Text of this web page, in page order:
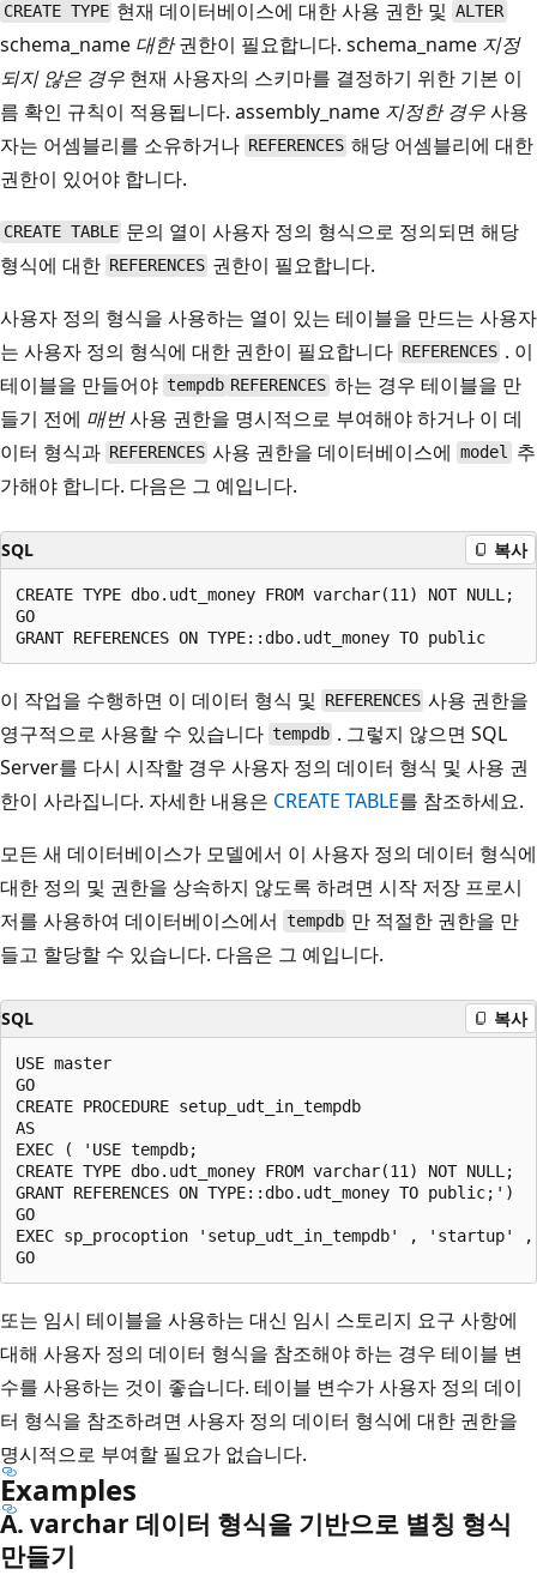
CREATE TYPE 현재 데이터베이스에 대한 사용 권한 및ALTER
schema_name 대한권한이 필요합니다. schema_name 지정
되지 않은 경우 현재 사용자의 스키마를 결정하기 위한 기본 이
름 확인 규칙이 적용됩니다. assembly_name 지정한 경우사용
자는 어셈블리를 소유하거나 REFERENCES 해당 어셈블리에 대한
권한이 있어야 합니다.
CREATE TABLE 문의 열이 사용자 정의 형식으로 정의되면 해당
형식에 대한 REFERENCES 권한이 필요합니다.
사용자 정의 형식을 사용하는 열이 있는 테이블을 만드는 사용자
는 사용자 정의 형식에 대한 권한이 필요합니다 REFERENCES . 이
테이블을 만들어야 tempdb REFERENCES 하는 경우 테이블을 만
들기 전에 매번사용 권한을 명시적으로 부여해야 하거나 이 데
이터 형식과 REFERENCES 사용 권한을 데이터베이스에model 추
가해야 합니다. 다음은 그 예입니다.
SQL 복사
CREATE TYPE dbo.udt_money FROM varchar(11) NOT NULL;
GO
이 작업을 수행하면 이 데이터 형식 및 REFERENCES 사용 권한을
영구적으로 사용할 수 있습니다 tempdb . 그렇지 않으면 SQL
Server를 다시 시작할 경우 사용자 정의 데이터 형식 및 사용 권
한이 사라집니다. 자세한 내용은 CREATE TABLE를 참조하세요.
모든 새 데이터베이스가 모델에서 이 사용자 정의 데이터 형식에
대한 정의 및 권한을 상속하지 않도록 하려면 시작 저장 프로시
저를 사용하여 데이터베이스에서 tempdb 만 적절한 권한을 만
들고 할당할 수 있습니다. 다음은 그 예입니다.
SQL 복사
USE master
GO
CREATE PROCEDURE setup_udt_in_tempdb
AS
EXEC ( 'USE tempdb;
CREATE TYPE dbo.udt_money FROM varchar(11) NOT NULL;
GRANT REFERENCES ON TYPE::dbo.udt_money TO public;')
GO
EXEC sp_procoption 'setup_udt_in_tempdb' , 'startup'
또는 임시 테이블을 사용하는 대신 임시 스토리지 요구 사항에
대해 사용자 정의 데이터 형식을 참조해야 하는 경우 테이블 변
수를 사용하는 것이 좋습니다. 테이블 변수가 사용자 정의 데이
터 형식을 참조하려면 사용자 정의 데이터 형식에 대한 권한을
명시적으로 부여할 필요가 없습니다.
Examples
A. varchar 데이터 형식을 기반으로 별칭 형식
만들기